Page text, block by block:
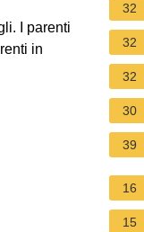
I parenti
in
32
32
32
30
39
16
15